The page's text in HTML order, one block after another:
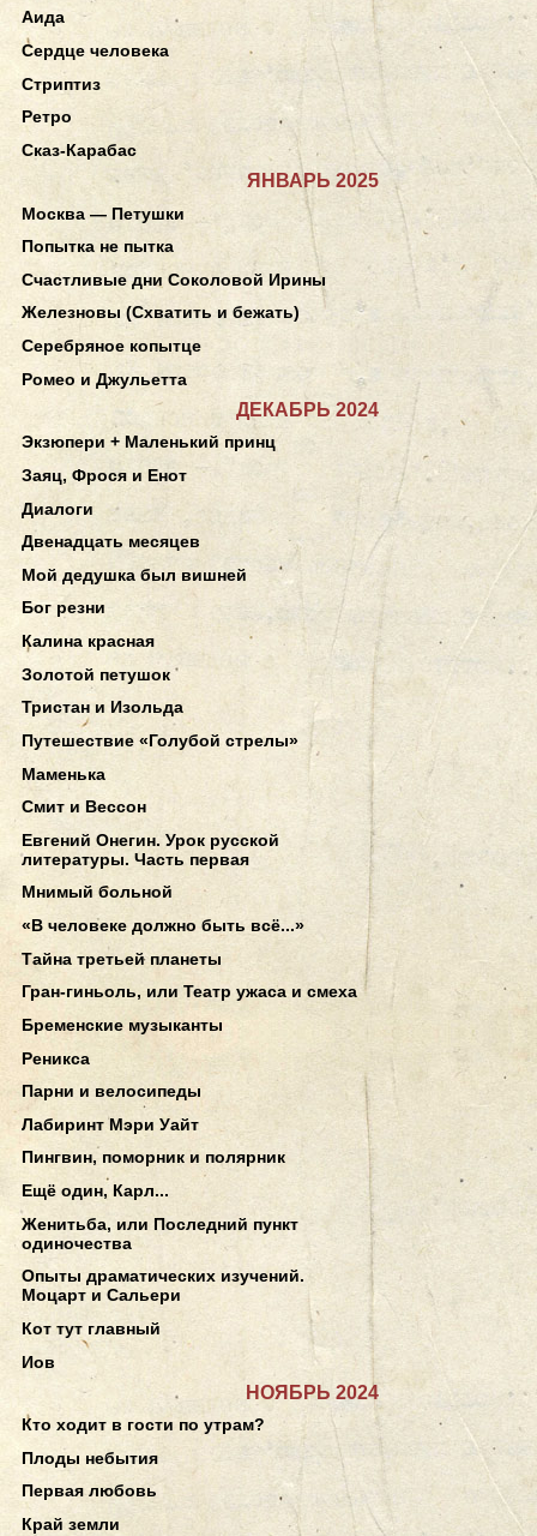
Аида
Сердце человека
Стриптиз
Ретро
Сказ-Карабас
ЯНВАРЬ 2025
Москва — Петушки
Попытка не пытка
Счастливые дни Соколовой Ирины
Железновы (Схватить и бежать)
Серебряное копытце
Ромео и Джульетта
ДЕКАБРЬ 2024
Экзюпери + Маленький принц
Заяц, Фрося и Енот
Диалоги
Двенадцать месяцев
Мой дедушка был вишней
Бог резни
Калина красная
Золотой петушок
Тристан и Изольда
Путешествие «Голубой стрелы»
Маменька
Смит и Вессон
Евгений Онегин. Урок русской
литературы. Часть первая
Мнимый больной
«В человеке должно быть всё...»
Тайна третьей планеты
Гран-гиньоль, или Театр ужаса и смеха
Бременские музыканты
Реникса
Парни и велосипеды
Лабиринт Мэри Уайт
Пингвин, поморник и полярник
Ещё один, Карл...
Женитьба, или Последний пункт
одиночества
Опыты драматических изучений.
Моцарт и Сальери
Кот тут главный
Иов
НОЯБРЬ 2024
Кто ходит в гости по утрам?
Плоды небытия
Первая любовь
Край земли